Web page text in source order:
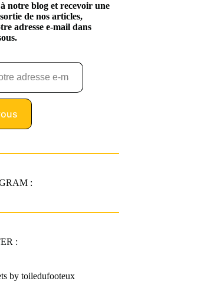
notre blog et recevoir une
de nos articles,
adresse e-mail dans
:
:
by toiledufooteux